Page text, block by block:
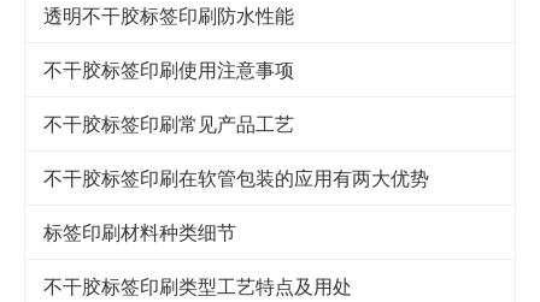
透明不干胶标签印刷防水性能
不干胶标签印刷使用注意事项
不干胶标签印刷常见产品工艺
不干胶标签印刷在软管包装的应用有两大优势
标签印刷材料种类细节
不干胶标签印刷类型工艺特点及用处